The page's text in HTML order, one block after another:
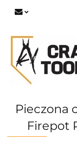
Pieczona
Firepot